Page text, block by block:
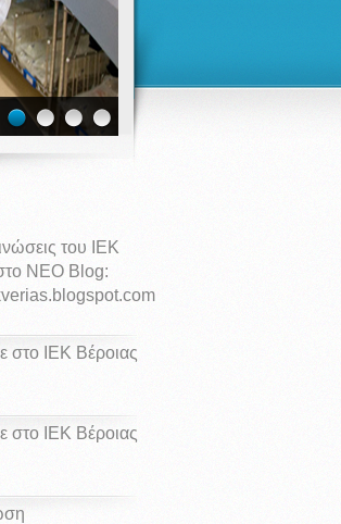
του ΙΕΚ
ΝΕΟ Blog:
στο ΙΕΚ Βέροιας
στο ΙΕΚ Βέροιας